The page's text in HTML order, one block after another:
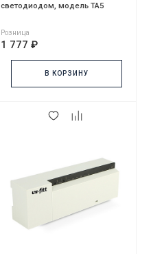
светодиодом, модель TA5
Розница
1 777 ₽
В КОРЗИНУ